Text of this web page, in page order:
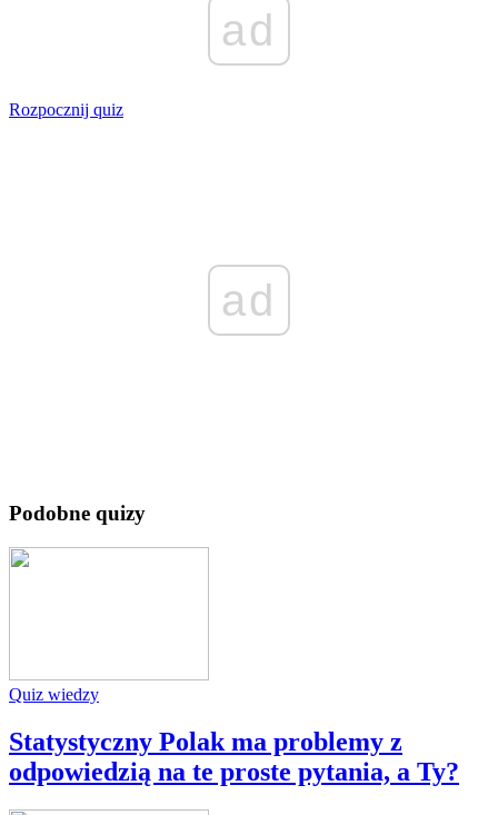
ad
Rozpocznij quiz
ad
Podobne quizy
Quiz wiedzy
Statystyczny Polak ma problemy z
odpowiedzią na te proste pytania, a Ty?